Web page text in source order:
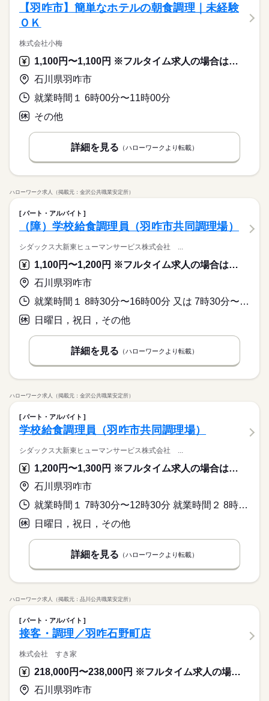
シフト勤務
働き方・環境
大手企業
制服あり
禁煙・分煙 バイク自転車 車OK まかない
シフト制なので、自分の都合にあわせて
お休みの日が調整できます
ば大丈夫。
履歴書不要
就業時間・曜日
扶養内
シフト勤務
働き方・環境
大手企業 ブランクOK 社会保険制度
制服あり
期間・時間 長期
10：00～20：00 ※上記は営業時間となります ※曜日によって営
OK！ シフトは1週間毎の自己申告制 忙しい方も、予定に合わせ
て働けます♪
続きを読む
休日・休暇
シフト制なので、自分の都合にあわせて
お休みの日が調整できます
子育てと仕事を両立したい方。 家庭が落ち着いてきた40代・50
代の方。 マクドナルドでは 主婦（夫）さん一人ひとりの家庭事
情に あわせた働きやすい環境があります！ シフトの組みやす
さ、バツグン ￣￣￣￣￣￣￣￣￣￣￣￣￣￣ 子どもが保育園に
あがり一段落。 ひさびさにお仕事しようかな？ でも、いきなり
フルタイムは ちょっと不安…？ マクドナルドなら週1日からで
もOK。 午前中に数時間でもOK。 さらに、シフト提出は1週間
ごと！ 日々の子どもとのふれあいタイム、 授業参観や運動会な
どの学校行事、 子育て仲間とランチやお買い物。 たくさんの予
定も、余裕を持って スケジュールを組めますよ。 全店統一の分
かりやすい マニュアルを用意しています ￣￣￣￣￣￣￣￣￣￣
強。 その後、トレーナーと一緒に カウンターデビュー。 レジの
メニューは写真付き！ 最初は覚えきれなくても、 あせらず探せ
ば大丈夫。
未経験OK
募集条件
勤務先公開
主婦・主夫 学生歓迎
就業時間・曜日
扶養内
大手企業
ブランクOK 社会保険制度
研修制度
制服あり
禁煙・分煙 バイク自転車
とがない人でも サクサク覚えられます。
応募資格
未経験の方も大歓迎！ ＜ひとつでも当てはまる方、ぜひ＞ □子
育てを優先して働きたい □シフトを自由に組めるとうれしい □働
も □よく知ってるお店だと安心 朝～昼の時間帯は 主婦（夫）さ
んが多数活躍中。 「お客さまと接するうちに笑顔が増えた」
「カラダを動かしてリフレッシュできる」 と、好評です。 ちょ
うどいい息抜きにもなりますよ！
【給与備考】 ■高校生：時給1060円～ ※22：00～翌5：00は時
給25％UP ※給与は1分単位で支給 1分単位でお給料を計算しま
すので、無駄なく働けます！勤務時はマクドナルド商品が約3
0％オフです。 500円の商品が350円で買えちゃう。
8：00～21：00 ※上記は営業時間となります ※曜日によって営
業時間 勤務時間が異なる場合がございます 週1日～、1日2h～
て働けます♪
続きを読む
休日・休暇
シフト制なので、自分の都合にあわせて
お休みの日が調整できます
応募する
仕事の仕方
業界 サービス関連
子育てと仕事を両立したい方。 家庭が落ち着いてきた40代・50
情に あわせた働きやすい環境があります！ シフトの組みやす
さ、バツグン ￣￣￣￣￣￣￣￣￣￣￣￣￣￣ 子どもが保育園に
あがり一段落。 ひさびさにお仕事しようかな？ でも、いきなり
ごと！ 日々の子どもとのふれあいタイム、 授業参観や運動会な
定も、余裕を持って スケジュールを組めますよ。 全店統一の分
かりやすい マニュアルを用意しています ￣￣￣￣￣￣￣￣￣￣
強。 その後、トレーナーと一緒に カウンターデビュー。 レジの
メニューは写真付き！ 最初は覚えきれなくても、 あせらず探せ
ば大丈夫。
続きを読む
基本特徴
未経験OK 30代活躍 40代活躍 50代活躍 60代歓迎
勤務先公開 主婦・主夫 学生歓迎
外国人/留学生
履歴書不要
就業時間・曜日
10時～出社 1日4h以下 1日7h以下
16時前退社
扶養内
働き方・環境
ブランクOK 社会保険制度
研修制度
続きを読む
「カウンター」か「キッチン」か 希望がある方は面接で教えて
ください◎ ◆カウンタースタッフ ・レジでの接客、注文 ・ドリ
ンク作り ・ソフトクリーム作り ・商品のお渡し ・店内清掃 最
初はカウンターでの注文受付から。 タッチパネル式のレジで 操
作は商品を選んでタッチするだけ◎ ◆キッチンでの調理 ・ハン
バーガーやポテトの調理 ・資材の補充 ・清掃 調理にはすべ
とがない人でも サクサク覚えられます。
応募資格
未経験の方も大歓迎！ ＜ひとつでも当てはまる方、ぜひ＞ □子
育てを優先して働きたい □シフトを自由に組めるとうれしい □働
くのはかなりひさびさ or 初めて □テキパキ動くのは得意な方か
も □よく知ってるお店だと安心 朝～昼の時間帯は 主婦（夫）さ
んが多数活躍中。 「お客さまと接するうちに笑顔が増えた」
「カラダを動かしてリフレッシュできる」 と、好評です。 ちょ
うどいい息抜きにもなりますよ！
給与 時給 1,060円～
【給与備考】 ■高校生：時給1060円～ ※22：00～翌5：00は時
すので、無駄なく働けます！勤務時はマクドナルド商品が約3
0％オフです。 500円の商品が350円で買えちゃう。
期間・時間 長期
8：00～21：00 ※上記は営業時間となります ※曜日によって営
業時間 勤務時間が異なる場合がございます 週1日～、1日2h～
て働けます♪
休日・休暇
お休みの日が調整できます
応募する
【羽咋市】簡単なホテルの朝食調理｜未経験
ＯＫ
株式会社小梅
1,100円〜1,100円 ※フルタイム求人の場合は月額（換算額）、パート求人の場合は時間額を表示しています。
石川県羽咋市
就業時間１ 6時00分〜11時00分
その他
詳細を見る （ハローワークより転載）
ハローワーク求人（掲載元：金沢公共職業安定所）
パート・アルバイト
（障）学校給食調理員（羽咋市共同調理場）
シダックス大新東ヒューマンサービス株式会社 ...
1,100円〜1,200円 ※フルタイム求人の場合は月額（換算額）、パート求人の場合は時間額を表示しています。
石川県羽咋市
就業時間１ 8時30分〜16時00分 又は 7時30分〜16時00分の時間の間の5時間以上 就業時間に関する特記事項 ※勤務時間は相談に応じます。
日曜日，祝日，その他
詳細を見る （ハローワークより転載）
ハローワーク求人（掲載元：金沢公共職業安定所）
パート・アルバイト
学校給食調理員（羽咋市共同調理場）
シダックス大新東ヒューマンサービス株式会社 ...
1,200円〜1,300円 ※フルタイム求人の場合は月額（換算額）、パート求人の場合は時間額を表示しています。
石川県羽咋市
就業時間１ 7時30分〜12時30分 就業時間２ 8時30分〜12時30分 就業時間３ 13時30分〜16時00分 又は 7時30分〜16時00分の時間の間の4時間程度 就業時間に関する特記事項 ※勤務時間は相談に応じます。
日曜日，祝日，その他
詳細を見る （ハローワークより転載）
ハローワーク求人（掲載元：品川公共職業安定所）
パート・アルバイト
接客・調理／羽咋石野町店
株式会社 すき家
218,000円〜238,000円 ※フルタイム求人の場合は月額（換算額）、パート求人の場合は時間額を表示しています。
石川県羽咋市